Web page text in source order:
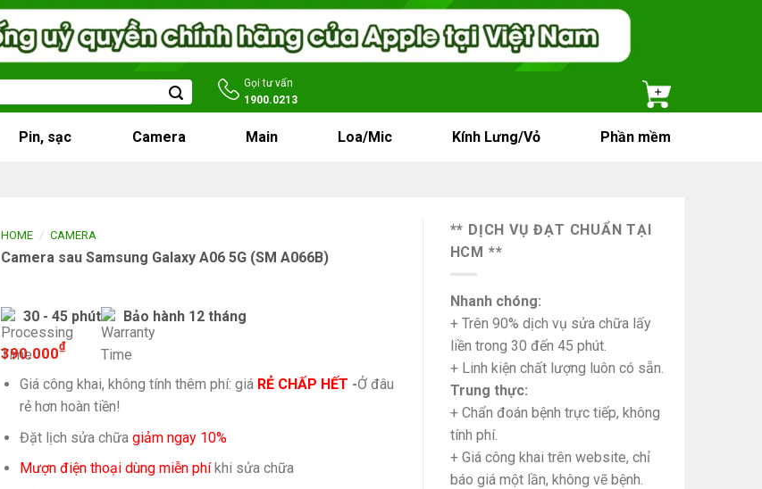
Gọi tư vấn
1900.0213
Pin, sạc Camera Main Loa/Mic Kính Lưng/Vỏ Phần mềm
HOME / CAMERA
Camera sau Samsung Galaxy A06 5G (SM A066B)
30 - 45 phút Bảo hành 12 tháng
390.000₫
Giá công khai, không tính thêm phí: giá RẺ CHẤP HẾT -Ở đâu
rẻ hơn hoàn tiền!
Đặt lịch sửa chữa giảm ngay 10%
Mượn điện thoại dùng miễn phíkhi sửa chữa
** DỊCH VỤ ĐẠT CHUẨN TẠI
HCM **
Nhanh chóng:
+ Trên 90% dịch vụ sửa chữa lấy
liền trong 30 đến 45 phút.
+ Linh kiện chất lượng luôn có sẵn.
Trung thực:
+ Chẩn đoán bệnh trực tiếp, không
tính phí.
+ Giá công khai trên website, chỉ
báo giá một lần, không vẽ bệnh.